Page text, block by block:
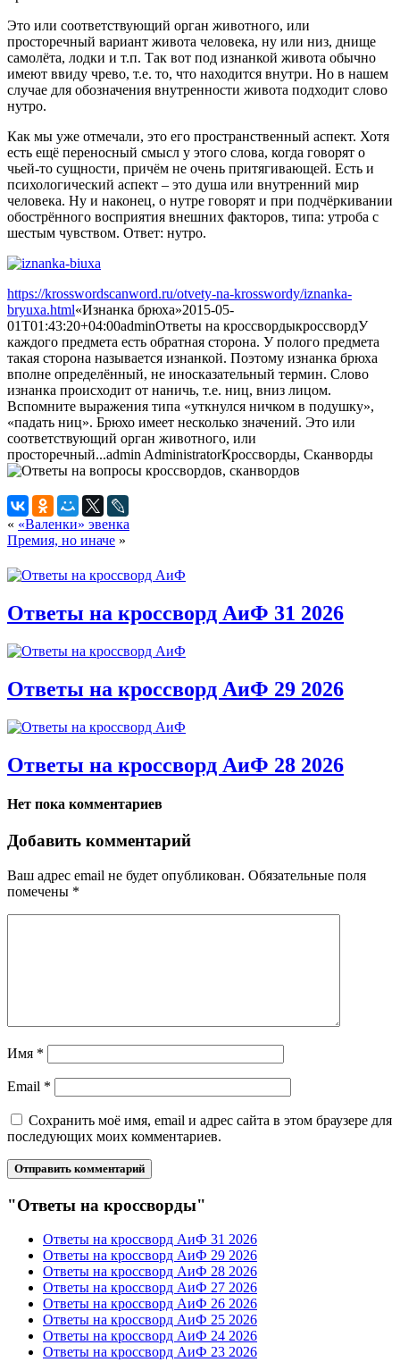
Это или соответствующий орган животного, или
просторечный вариант живота человека, ну или низ, днище
самолёта, лодки и т.п. Так вот под изнанкой живота обычно
имеют ввиду чрево, т.е. то, что находится внутри. Но в нашем
случае для обозначения внутренности живота подходит слово
нутро.
Как мы уже отмечали, это его пространственный аспект. Хотя
есть ещё переносный смысл у этого слова, когда говорят о
чьей-то сущности, причём не очень притягивающей. Есть и
психологический аспект – это душа или внутренний мир
человека. Ну и наконец, о нутре говорят и при подчёркивании
обострённого восприятия внешних факторов, типа: утроба с
шестым чувством. Ответ: нутро.
https://krosswordscanword.ru/otvety-na-krosswordy/iznanka-
bryuxa.html«Изнанка брюха»2015-05-
01T01:43:20+04:00adminОтветы на кроссвордыкроссвордУ
каждого предмета есть обратная сторона. У полого предмета
такая сторона называется изнанкой. Поэтому изнанка брюха
вполне определённый, не иносказательный термин. Слово
изнанка происходит от наничь, т.е. ниц, вниз лицом.
Вспомните выражения типа «уткнулся ничком в подушку»,
«падать ниц». Брюхо имеет несколько значений. Это или
соответствующий орган животного, или
просторечный...admin AdministratorКроссворды, Сканворды
« «Валенки» эвенка
Премия, но иначе »
Ответы на кроссворд АиФ 31 2026
Ответы на кроссворд АиФ 29 2026
Ответы на кроссворд АиФ 28 2026
Нет пока комментариев
Добавить комментарий
Ваш адрес email не будет опубликован. Обязательные поля
помечены *
Имя *
Email *
Сохранить моё имя, email и адрес сайта в этом браузере для
последующих моих комментариев.
"Ответы на кроссворды"
Ответы на кроссворд АиФ 31 2026
Ответы на кроссворд АиФ 29 2026
Ответы на кроссворд АиФ 28 2026
Ответы на кроссворд АиФ 27 2026
Ответы на кроссворд АиФ 26 2026
Ответы на кроссворд АиФ 25 2026
Ответы на кроссворд АиФ 24 2026
Ответы на кроссворд АиФ 23 2026